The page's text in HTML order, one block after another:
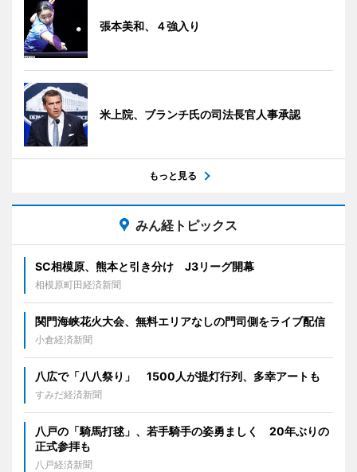
張本美和、４強入り
米上院、ブランチ氏の司法長官人事承認
もっと見る
みん経トピックス
SC相模原、熊本と引き分け J3リーグ開幕
相模原町田経済新聞
関門海峡花火大会、無料エリアなしの門司側をライブ配信
小倉経済新聞
八広で「八八祭り」 1500人が提灯行列、多幸アートも
すみだ経済新聞
八戸の「騎馬打毬」、若手騎手の姿勇ましく 20年ぶりの
正式参拝も
八戸経済新聞